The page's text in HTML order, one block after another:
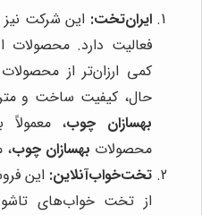
ایران‌تخت: این شرکت
فعالیت دارد. محصولات
کمی ارزان‌تر از محصولات
حال، کیفیت ساخت و
بهسازان چوب، معمولاً
محصولات بهسازان چوب،
تخت‌خواب‌آنلاین: این
از تخت خواب‌های